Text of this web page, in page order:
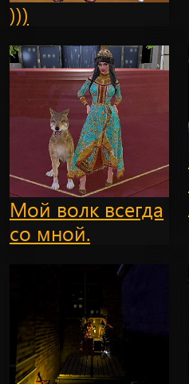
)))
Мой волк всегда
со мной.